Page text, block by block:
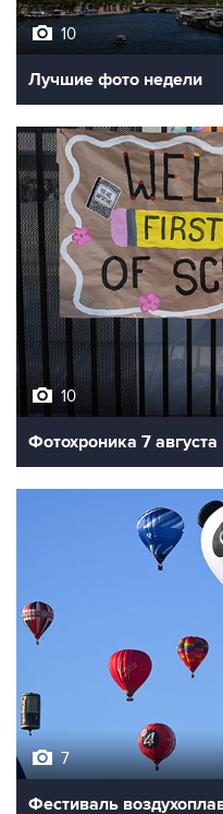
Лучшие фото недели
10
Фотохроника 7 августа
Фестиваль